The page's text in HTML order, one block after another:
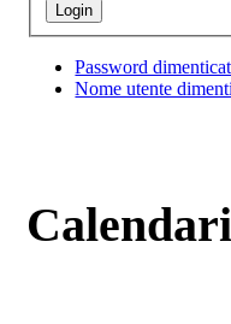
Password
Nome utente